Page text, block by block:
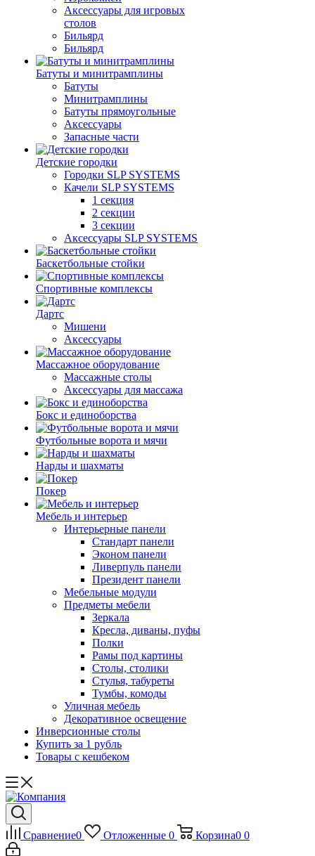
Аксессуары для игровых
столов
Бильяpд
Бильяpд
Батуты и минитрамплины
Батуты
Минитрамплины
Батуты прямоугольные
Аксессуары
Запасные части
Детские городки
Городки SLP SYSTEMS
Качели SLP SYSTEMS
1 секция
2 секции
3 секции
Аксессуары SLP SYSTEMS
Баскетбольные стойки
Спортивные комплексы
Дартс
Мишени
Аксессуары
Массажное оборудование
Массажные столы
Аксессуары для массажа
Бокс и единоборства
Футбольные ворота и мячи
Нарды и шахматы
Покер
Мебель и интерьер
Интерьерные панели
Стандарт панели
Эконом панели
Ливерпуль панели
Президент панели
Мебельные модули
Предметы мебели
Зеркала
Кресла, диваны, пуфы
Полки
Рамы под картины
Столы, столики
Стулья, табуреты
Тумбы, комоды
Уличная мебель
Декоративное освещение
Инверсионные столы
Купить за 1 рубль
Товары с кешбеком
Сравнение0 Отложенные 0 Корзина0 0